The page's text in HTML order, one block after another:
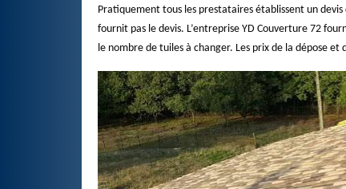
Pratiquement tous les prestataires établissent un
fournit pas le devis. L’entreprise YD Couverture 72
le nombre de tuiles à changer. Les prix de la dépose et